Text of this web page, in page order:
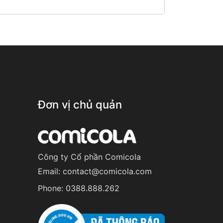
Đơn vị chủ quản
Công ty Cổ phần Comicola
Email: contact@comicola.com
Phone: 0388.888.262